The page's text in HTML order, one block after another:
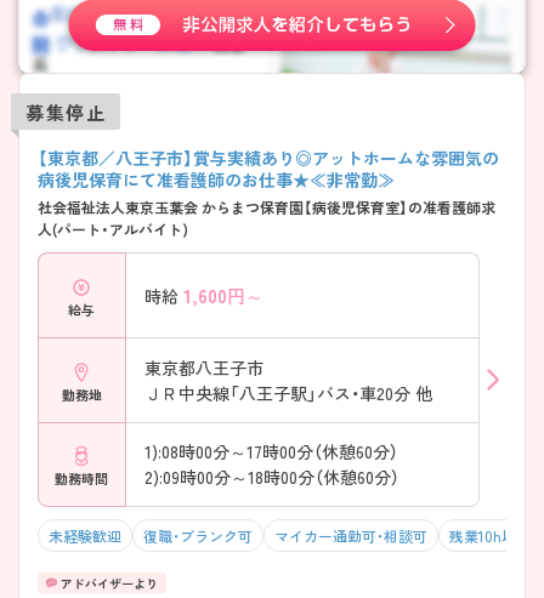
募集停止
【東京都／八王子市】賞与実績あり◎アットホームな雰囲気の
病後児保育にて准看護師のお仕事★≪非常勤≫
社会福祉法人東京玉葉会 からまつ保育園【病後児保育室】の准看護師求
人(パート・アルバイト)
給与
時給 1,600円～
勤務地
東京都八王子市
ＪＲ中央線「八王子駅」バス・車20分 他
勤務時間
1):08時00分～17時00分（休憩60分）
2):09時00分～18時00分（休憩60分）
未経験歓迎 復職・ブランク可 マイカー通勤可・相談可 残業10h以下（